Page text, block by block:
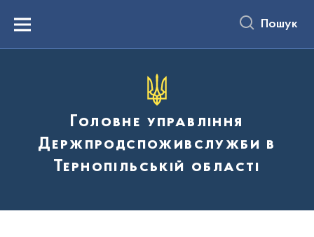
вмістуMenu Пошук
Головне управління
Держпродспоживслужби в
Тернопільській області